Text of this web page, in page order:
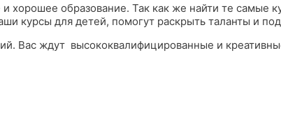
хорошее образование. Так как же найти те самые
курсы для детей, помогут раскрыть таланты и
Вас ждут высококвалифицированные и